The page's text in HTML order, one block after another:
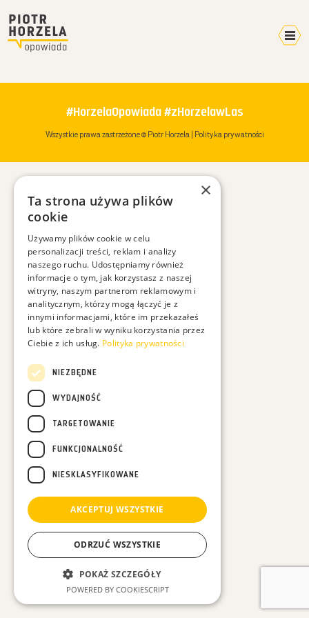
#HorzelaOpowiada #zHorzelawLas
Wszystkie prawa zastrzeżone © Piotr Horzela | Polityka prywatności
Kalendarz 2026
Home
Video
Terminarz
Mikroblog
Plany
W mediach
O mnie
Kontakt
Podając swój adres e-mail wyrażasz zgodę na otrzymywanie ode mnie maili dotyczących
marketingowych dotyczących sprzedaży moich produktów np. kalendarzy - Całą politykę
×
Ta strona używa plików
cookie
Używamy plików cookie w celu
personalizacji treści, reklam i analizy
naszego ruchu. Udostępniamy również
informacje o tym, jak korzystasz z naszej
witryny, naszym partnerom reklamowym i
analitycznym, którzy mogą łączyć je z
innymi informacjami, które im przekazałeś
lub które zebrali w wyniku korzystania przez
Ciebie z ich usług. Polityka prywatności
NIEZBĘDNE
WYDAJNOŚĆ
TARGETOWANIE
FUNKCJONALNOŚĆ
NIESKLASYFIKOWANE
AKCEPTUJ WSZYSTKIE
ODRZUĆ WSZYSTKIE
POKAŻ SZCZEGÓŁY
POWERED BY COOKIESCRIPT